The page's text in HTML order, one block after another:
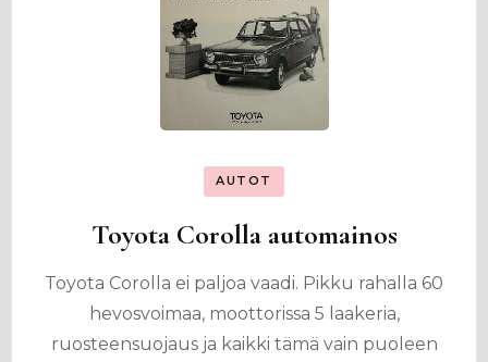
AUTOT
Toyota Corolla automainos
Toyota Corolla ei paljoa vaadi. Pikku rahalla 60
hevosvoimaa, moottorissa 5 laakeria,
ruosteensuojaus ja kaikki tämä vain puoleen